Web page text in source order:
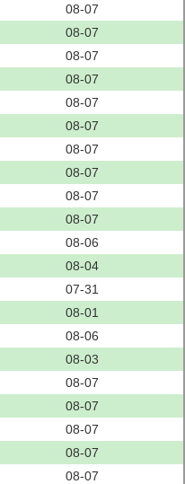
08-07
08-07
08-07
08-07
08-07
08-07
08-07
08-07
08-07
08-07
08-06
08-04
07-31
08-01
08-06
08-03
08-07
08-07
08-07
08-07
08-07